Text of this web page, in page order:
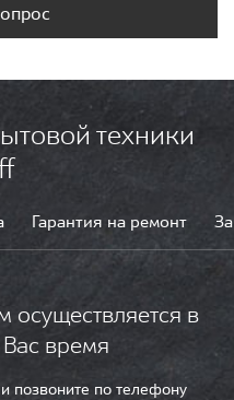
техники
Гарантия на ремонт
осуществляется в
время
позвоните по телефону